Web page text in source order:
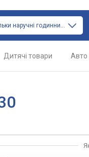
тільки наручні годинники
Дитячі товари Авто